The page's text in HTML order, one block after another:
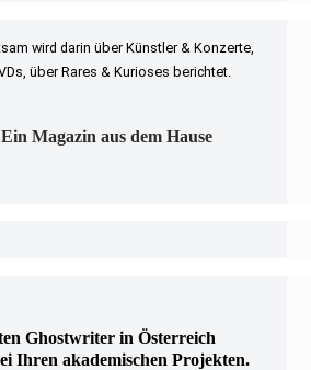
wird darin über Künstler & Konzerte,
über Rares & Kurioses berichtet.
Magazin aus dem Hause
Ghostwriter in Österreich
Ihren akademischen Projekten.